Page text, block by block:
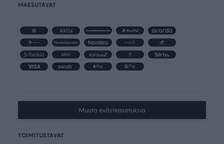
MAKSUTAVAT
Muuta evästeasetuksia
TOIMITUSTAVAT